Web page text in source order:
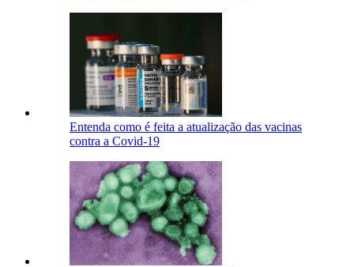
Entenda como é feita a atualização das vacinas
contra a Covid-19